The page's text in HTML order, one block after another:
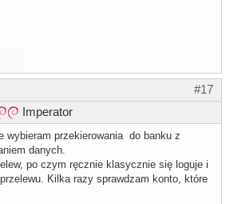
#17
Imperator
wybieram przekierowania do banku z
danych.
po czym ręcznie klasycznie się loguje i
Kilka razy sprawdzam konto, które